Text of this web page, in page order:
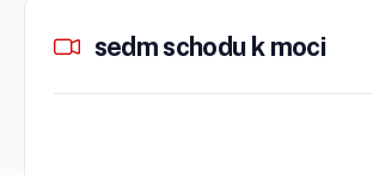
sedm schodu k moci